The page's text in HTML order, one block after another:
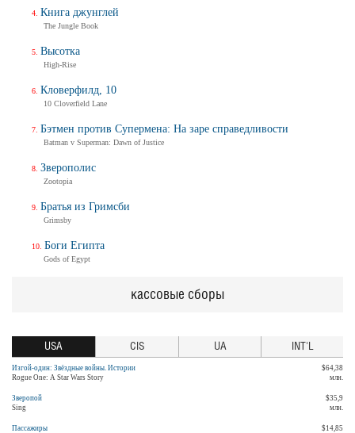
Книга джунглей
The Jungle Book
Высотка
High-Rise
Кловерфилд, 10
10 Cloverfield Lane
Бэтмен против Супермена: На заре справедливости
Batman v Superman: Dawn of Justice
Зверополис
Zootopia
Братья из Гримсби
Grimsby
Боги Египта
Gods of Egypt
кассовые сборы
USA CIS UA INT'L
Изгой-один: Звёздные войны. Истории
Rogue One: A Star Wars Story
$64,38
млн.
Зверопой
Sing
$35,9
млн.
Пассажиры
$14,85